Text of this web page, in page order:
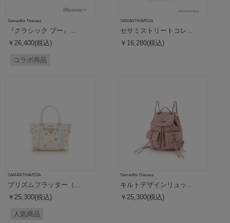
Samantha Thavasa
『クラシック プー』...
￥26,400(税込)
コラボ商品
SAMANTHAVEGA
セサミストリートコレ...
￥16,280(税込)
SAMANTHAVEGA
プリズムフラッター（...
￥25,300(税込)
人気商品
Samantha Thavasa
キルトデザインリュッ...
￥25,300(税込)